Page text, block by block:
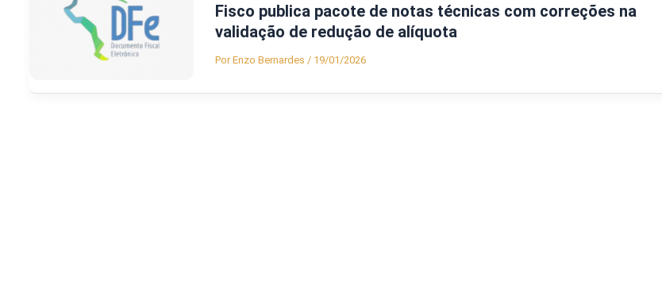
Fisco publica pacote de notas técnicas com correções na
validação de redução de alíquota
PorEnzo Bernardes / 19/01/2026